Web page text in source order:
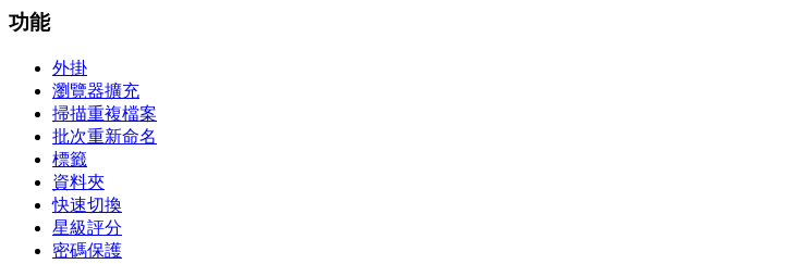
功能
外掛
瀏覽器擴充
掃描重複檔案
批次重新命名
標籤
資料夾
快速切換
星級評分
密碼保護